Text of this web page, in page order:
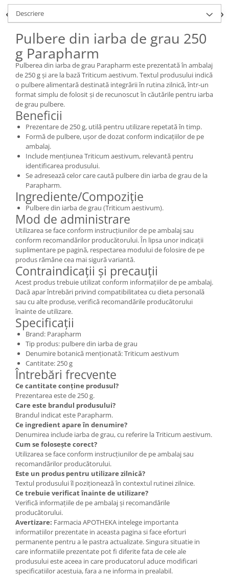
Descriere
Pulbere din iarba de grau 250
g Parapharm
Pulberea din iarba de grau Parapharm este prezentată în ambalaj
de 250 g și are la bază Triticum aestivum. Textul produsului indică
o pulbere alimentară destinată integrării în rutina zilnică, într-un
format simplu de folosit și de recunoscut în căutările pentru iarba
de grau pulbere.
Beneficii
Prezentare de 250 g, utilă pentru utilizare repetată în timp.
Formă de pulbere, ușor de dozat conform indicațiilor de pe
ambalaj.
Include mențiunea Triticum aestivum, relevantă pentru
identificarea produsului.
Se adresează celor care caută pulbere din iarba de grau de la
Parapharm.
Ingrediente/Compoziție
Pulbere din iarba de grau (Triticum aestivum).
Mod de administrare
Utilizarea se face conform instrucțiunilor de pe ambalaj sau
conform recomandărilor producătorului. În lipsa unor indicații
suplimentare pe pagină, respectarea modului de folosire de pe
produs rămâne cea mai sigură variantă.
Contraindicații și precauții
Acest produs trebuie utilizat conform informațiilor de pe ambalaj.
Dacă apar întrebări privind compatibilitatea cu dieta personală
sau cu alte produse, verifică recomandările producătorului
înainte de utilizare.
Specificații
Brand: Parapharm
Tip produs: pulbere din iarba de grau
Denumire botanică menționată: Triticum aestivum
Cantitate: 250 g
Întrebări frecvente
Ce cantitate conține produsul?
Prezentarea este de 250 g.
Care este brandul produsului?
Brandul indicat este Parapharm.
Ce ingredient apare în denumire?
Denumirea include iarba de grau, cu referire la Triticum aestivum.
Cum se folosește corect?
Utilizarea se face conform instrucțiunilor de pe ambalaj sau
recomandărilor producătorului.
Este un produs pentru utilizare zilnică?
Textul produsului îl poziționează în contextul rutinei zilnice.
Ce trebuie verificat înainte de utilizare?
Verifică informațiile de pe ambalaj și recomandările
producătorului.
Avertizare: Farmacia APOTHEKA intelege importanta
informatiilor prezentate in aceasta pagina si face eforturi
permanente pentru a le pastra actualizate. Singura situatie in
care informatiile prezentate pot fi diferite fata de cele ale
produsului este aceea in care producatorul aduce modificari
specificatiilor acestuia, fara a ne informa in prealabil.